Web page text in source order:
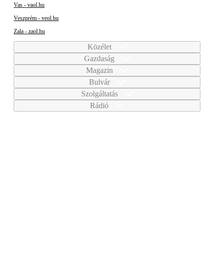
Vas - vaol.hu
Veszprém - veol.hu
Zala - zaol.hu
Közélet
Gazdaság
Magazin
Bulvár
Szolgáltatás
Rádió